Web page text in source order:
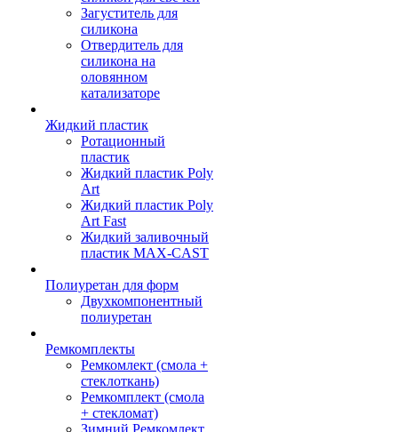
Загуститель для
силикона
Отвердитель для
силикона на
оловянном
катализаторе
Жидкий пластик
Ротационный
пластик
Жидкий пластик Poly
Art
Жидкий пластик Poly
Art Fast
Жидкий заливочный
пластик MAX-CAST
Полиуретан для форм
Двухкомпонентный
полиуретан
Ремкомплекты
Ремкомлект (смола +
стеклоткань)
Ремкомплект (смола
+ стекломат)
Зимний Ремкомлект